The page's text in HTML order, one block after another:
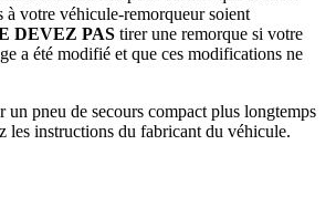
à votre véhicule-remorqueur soient
DEVEZ PAS tirer une remorque si votre
a été modifié et que ces modifications ne
un pneu de secours compact plus longtemps
les instructions du fabricant du véhicule.